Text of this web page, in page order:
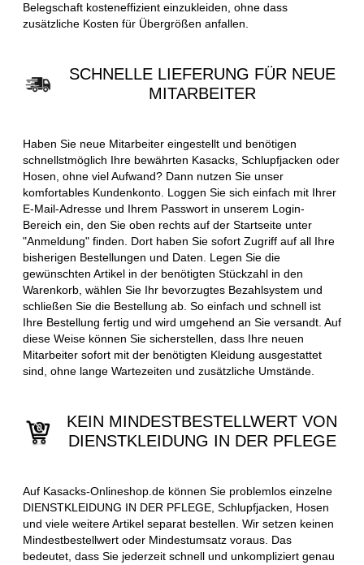
Belegschaft kosteneffizient einzukleiden, ohne dass
zusätzliche Kosten für Übergrößen anfallen.
SCHNELLE LIEFERUNG FÜR NEUE
MITARBEITER
Haben Sie neue Mitarbeiter eingestellt und benötigen
schnellstmöglich Ihre bewährten Kasacks, Schlupfjacken oder
Hosen, ohne viel Aufwand? Dann nutzen Sie unser
komfortables Kundenkonto. Loggen Sie sich einfach mit Ihrer
E-Mail-Adresse und Ihrem Passwort in unserem Login-
Bereich ein, den Sie oben rechts auf der Startseite unter
"Anmeldung" finden. Dort haben Sie sofort Zugriff auf all Ihre
bisherigen Bestellungen und Daten. Legen Sie die
gewünschten Artikel in der benötigten Stückzahl in den
Warenkorb, wählen Sie Ihr bevorzugtes Bezahlsystem und
schließen Sie die Bestellung ab. So einfach und schnell ist
Ihre Bestellung fertig und wird umgehend an Sie versandt. Auf
diese Weise können Sie sicherstellen, dass Ihre neuen
Mitarbeiter sofort mit der benötigten Kleidung ausgestattet
sind, ohne lange Wartezeiten und zusätzliche Umstände.
KEIN MINDESTBESTELLWERT VON
DIENSTKLEIDUNG IN DER PFLEGE
Auf Kasacks-Onlineshop.de können Sie problemlos einzelne
DIENSTKLEIDUNG IN DER PFLEGE, Schlupfjacken, Hosen
und viele weitere Artikel separat bestellen. Wir setzen keinen
Mindestbestellwert oder Mindestumsatz voraus. Das
bedeutet, dass Sie jederzeit schnell und unkompliziert genau